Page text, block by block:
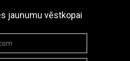
jaunumu vēstkopai